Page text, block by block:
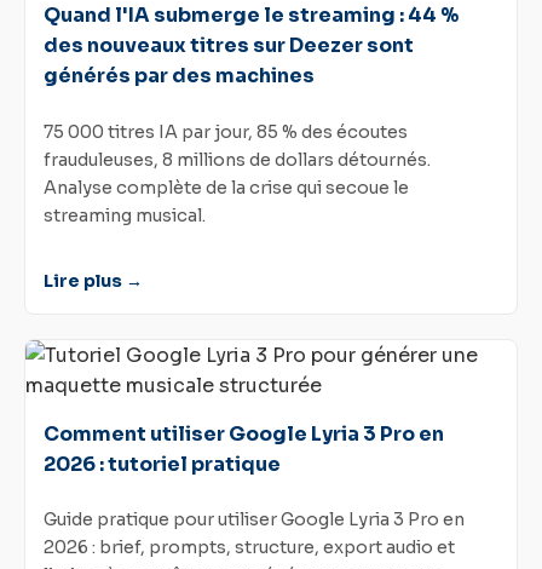
Quand l'IA submerge le streaming : 44 %
des nouveaux titres sur Deezer sont
générés par des machines
75 000 titres IA par jour, 85 % des écoutes
frauduleuses, 8 millions de dollars détournés.
Analyse complète de la crise qui secoue le
streaming musical.
Lire plus →
Comment utiliser Google Lyria 3 Pro en
2026 : tutoriel pratique
Guide pratique pour utiliser Google Lyria 3 Pro en
2026 : brief, prompts, structure, export audio et